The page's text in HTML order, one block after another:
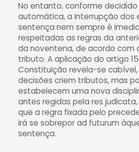
No entanto, conforme decidido
automática, a interrupção dos
sentença nem sempre é
respeitadas as regras da
da noventena, de acordo com
tributo. A aplicação do artigo
Constituição revela-se
decisões criem tributos, mas
estabelecem uma nova
antes regidas pela res
que a regra fixada pelo
irá se sobrepor ad futurum
sentença.